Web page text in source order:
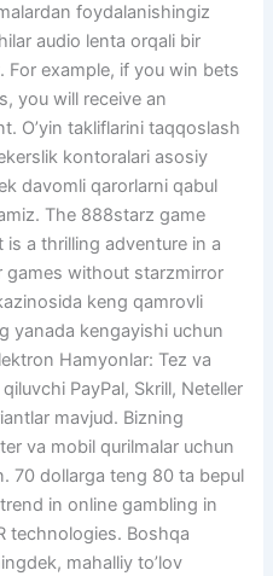
foydalanishingiz
audio lenta orqali bir
For example, if you win bets
you will receive an
O’yin takliflarini taqqoslash
kontoralari asosiy
davomli qarorlarni qabul
The 888starz game
a thrilling adventure in a
without starzmirror
keng qamrovli
yanada kengayishi uchun
Hamyonlar: Tez va
PayPal, Skrill, Neteller
mavjud. Bizning
va mobil qurilmalar uchun
70 dollarga teng 80 ta bepul
in online gambling in
technologies. Boshqa
mahalliy to’lov